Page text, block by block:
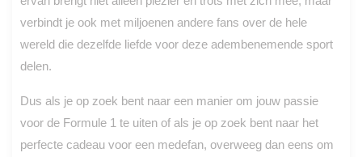
verbindt je ook met miljoenen andere fans over de hele
wereld die dezelfde liefde voor deze adembenemende sport
delen.
Dus als je op zoek bent naar een manier om jouw passie
voor de Formule 1 te uiten of als je op zoek bent naar het
perfecte cadeau voor een medefan, overweeg dan eens om